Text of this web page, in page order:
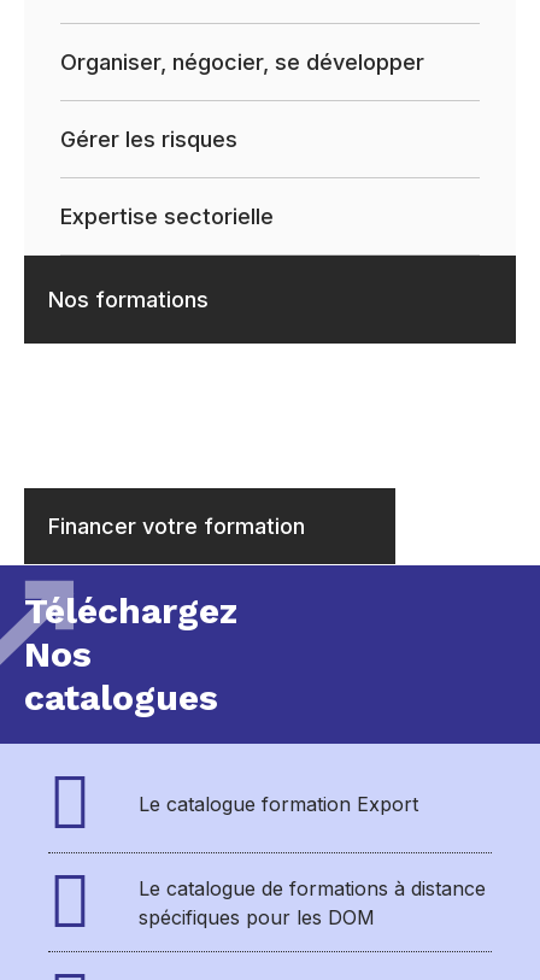
Organiser, négocier, se développer
Gérer les risques
Expertise sectorielle
Nos formations
Financer votre formation
Téléchargez
Nos
catalogues
Le catalogue formation Export
Le catalogue de formations à distance
spécifiques pour les DOM